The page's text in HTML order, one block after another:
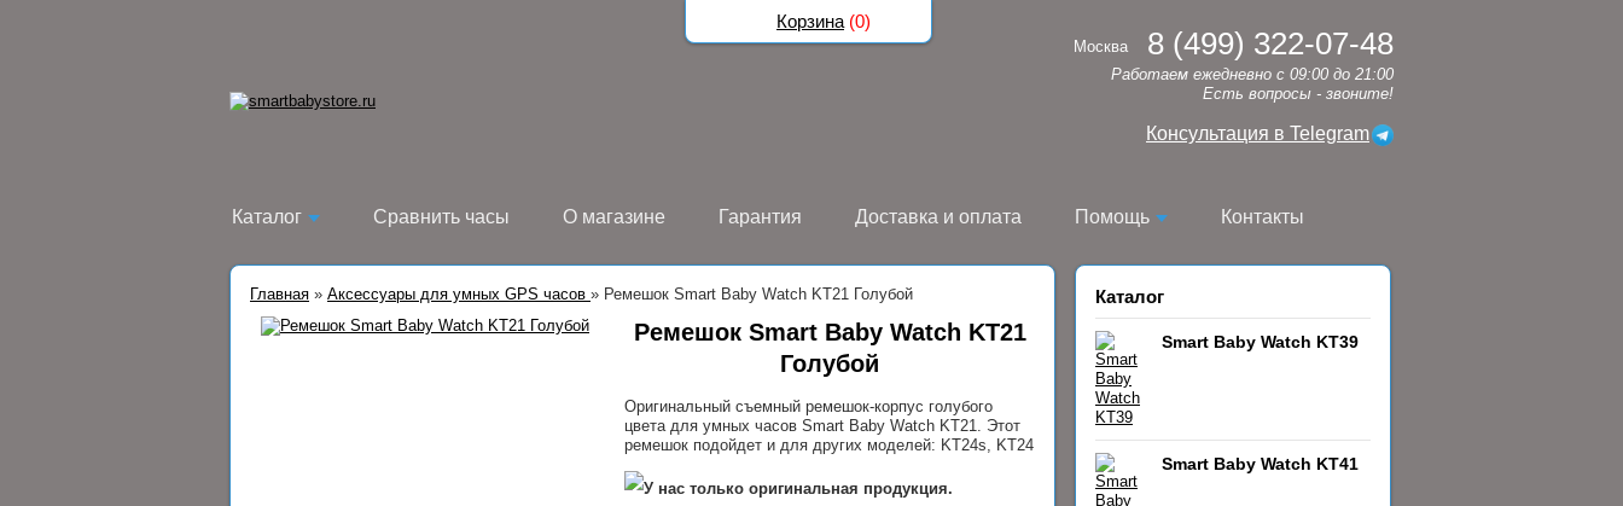
Москва 8 (499) 322-07-48
Работаем ежедневно с 09:00 до 21:00
Есть вопросы - звоните!
Консультация в Telegram
Каталог Сравнить часы О магазине Гарантия Доставка и оплата Помощь Контакты
Главная » Аксессуары для умных GPS часов » Ремешок Smart Baby Watch KT21 Голубой
Ремешок Smart Baby Watch KT21
Голубой
Оригинальный съемный ремешок-корпус голубого
цвета для умных часов Smart Baby Watch KT21. Этот
ремешок подойдет и для других моделей: KT24s, KT24
У нас только оригинальная продукция.
Каталог
Smart Baby Watch KT39
Smart Baby Watch KT41
Корзина (0)